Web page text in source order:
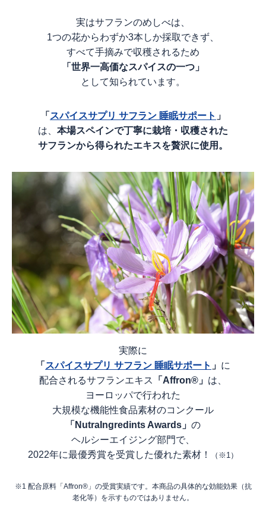
実はサフランのめしべは、
1つの花からわずか3本しか採取できず、
すべて手摘みで収穫されるため
「世界一高価なスパイスの一つ」
として知られています。
「 スパイスサプリ サフラン 睡眠サポート 」
は、 本場スペインで丁寧に栽培・収穫された
サフランから得られたエキスを贅沢に使用。
実際に
「 スパイスサプリ サフラン 睡眠サポート 」 に
配合されるサフランエキス
「Affron®」 は、
ヨーロッパで行われた
大規模な機能性食品素材のコンクール
「NutraIngredints Awards」 の
ヘルシーエイジング部門で、
2022年に最優秀賞を受賞した優れた素材！
（※1）
※1 配合原料「Affron®」の受賞実績です。本商品の具体的な効能効果（抗
老化等）を示すものではありません。